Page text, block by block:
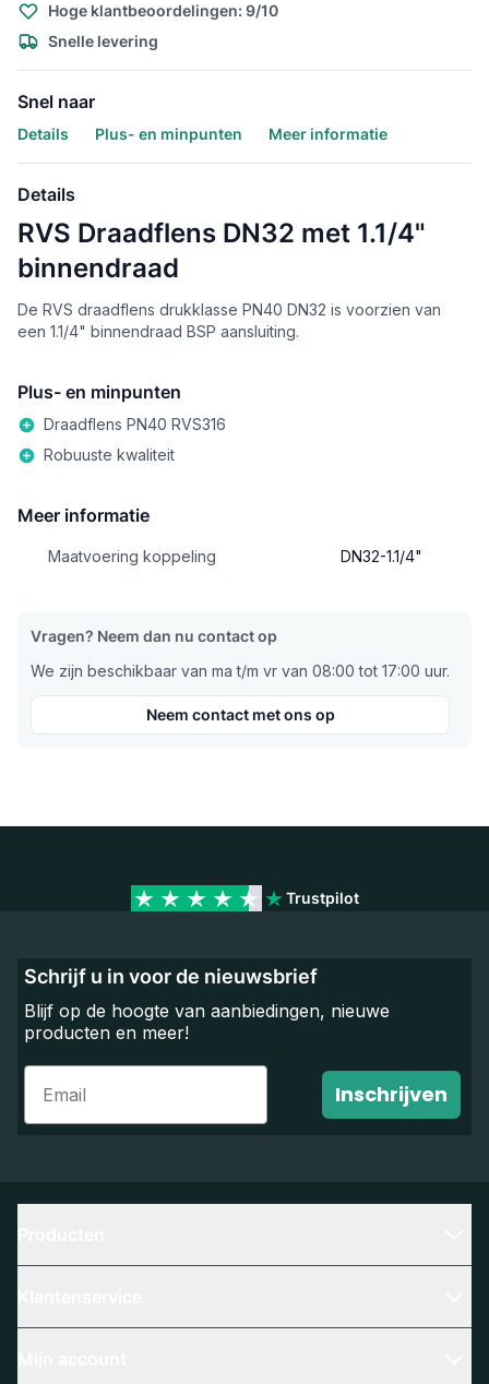
Hoge klantbeoordelingen: 9/10
Snelle levering
Snel naar
Details Plus- en minpunten Meer informatie
Details
RVS Draadflens DN32 met 1.1/4"
binnendraad
De RVS draadflens drukklasse PN40 DN32 is voorzien van
een 1.1/4" binnendraad BSP aansluiting.
Plus- en minpunten
Draadflens PN40 RVS316
Robuuste kwaliteit
Meer informatie
Maatvoering koppeling DN32-1.1/4"
Vragen? Neem dan nu contact op
We zijn beschikbaar van ma t/m vr van 08:00 tot 17:00 uur.
Neem contact met ons op
Trustpilot
Schrijf u in voor de nieuwsbrief
Blijf op de hoogte van aanbiedingen, nieuwe
producten en meer!
Email
Inschrijven